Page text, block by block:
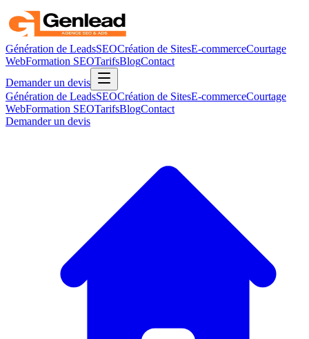
Génération de LeadsSEOCréation de SitesE-commerceCourtage
WebFormation SEOTarifsBlogContact
Demander un devis
Génération de LeadsSEOCréation de SitesE-commerceCourtage
WebFormation SEOTarifsBlogContact
Demander un devis